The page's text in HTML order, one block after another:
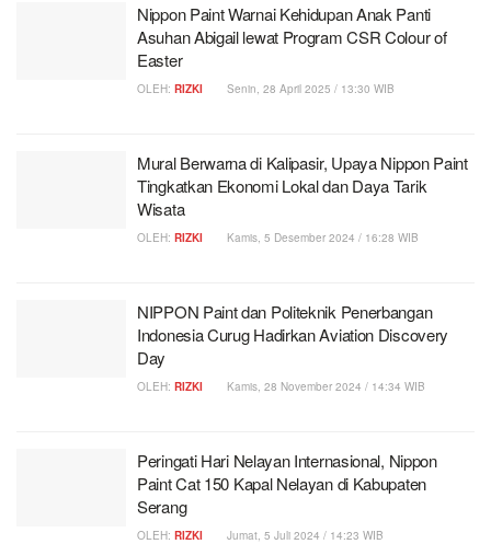
Nippon Paint Warnai Kehidupan Anak Panti
Asuhan Abigail lewat Program CSR Colour of
Easter
OLEH: RIZKI Senin, 28 April 2025 / 13:30 WIB
Mural Berwarna di Kalipasir, Upaya Nippon Paint
Tingkatkan Ekonomi Lokal dan Daya Tarik
Wisata
OLEH: RIZKI Kamis, 5 Desember 2024 / 16:28 WIB
NIPPON Paint dan Politeknik Penerbangan
Indonesia Curug Hadirkan Aviation Discovery
Day
OLEH: RIZKI Kamis, 28 November 2024 / 14:34 WIB
Peringati Hari Nelayan Internasional, Nippon
Paint Cat 150 Kapal Nelayan di Kabupaten
Serang
OLEH: RIZKI Jumat, 5 Juli 2024 / 14:23 WIB